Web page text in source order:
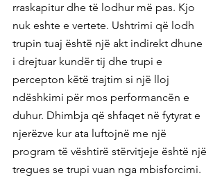
rraskapitur dhe të lodhur më pas. Kjo
nuk eshte e vertete. Ushtrimi që lodh
trupin tuaj është një akt indirekt dhune
i drejtuar kundër tij dhe trupi e
percepton këtë trajtim si një lloj
ndëshkimi për mos performancën e
duhur. Dhimbja që shfaqet në fytyrat e
njerëzve kur ata luftojnë me një
program të vështirë stërvitjeje është një
tregues se trupi vuan nga mbisforcimi.